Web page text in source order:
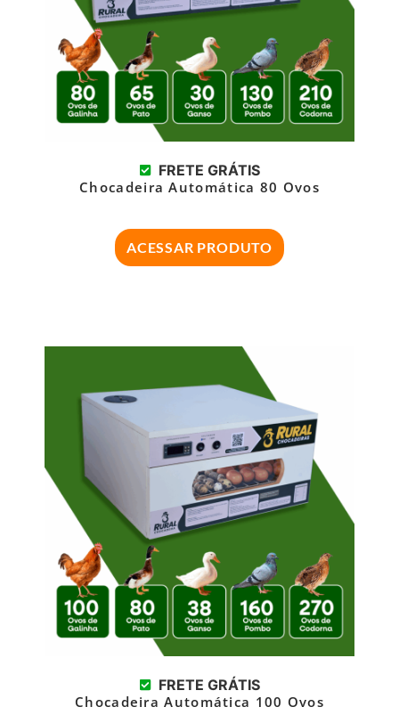
FRETE GRÁTIS
Chocadeira Automática 80 Ovos
ACESSAR PRODUTO
FRETE GRÁTIS
Chocadeira Automática 100 Ovos